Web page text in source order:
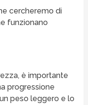
cercheremo di
funzionano
è importante
progressione
peso leggero e lo